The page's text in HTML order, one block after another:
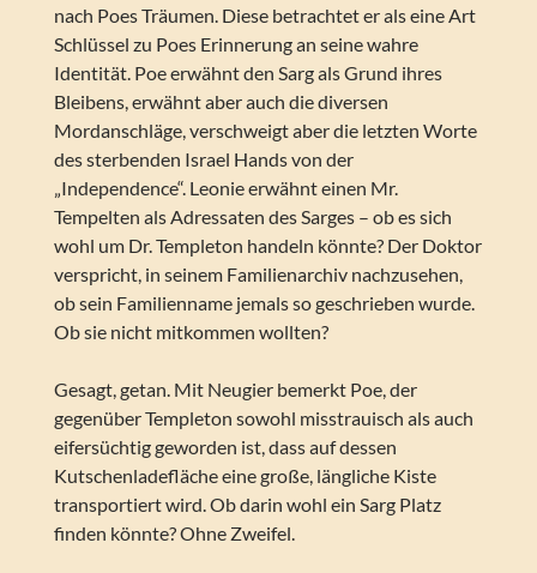
nach Poes Träumen. Diese betrachtet er als eine Art
Schlüssel zu Poes Erinnerung an seine wahre
Identität. Poe erwähnt den Sarg als Grund ihres
Bleibens, erwähnt aber auch die diversen
Mordanschläge, verschweigt aber die letzten Worte
des sterbenden Israel Hands von der
„Independence“. Leonie erwähnt einen Mr.
Tempelten als Adressaten des Sarges – ob es sich
wohl um Dr. Templeton handeln könnte? Der Doktor
verspricht, in seinem Familienarchiv nachzusehen,
ob sein Familienname jemals so geschrieben wurde.
Ob sie nicht mitkommen wollten?
Gesagt, getan. Mit Neugier bemerkt Poe, der
gegenüber Templeton sowohl misstrauisch als auch
eifersüchtig geworden ist, dass auf dessen
Kutschenladefläche eine große, längliche Kiste
transportiert wird. Ob darin wohl ein Sarg Platz
finden könnte? Ohne Zweifel.